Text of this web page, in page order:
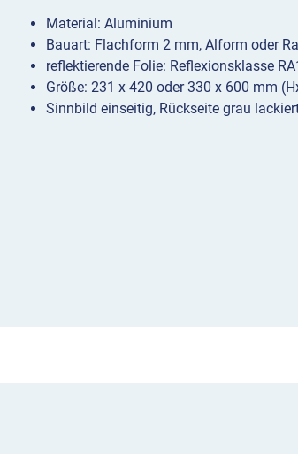
Material: Aluminium
Bauart: Flachform 2 mm, Alform oder
reflektierende Folie: Reflexionsklasse
Größe: 231 x 420 oder 330 x 600 mm
Sinnbild einseitig, Rückseite grau